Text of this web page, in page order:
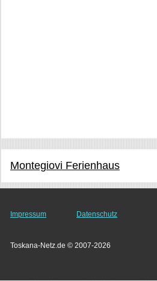
Montegiovi Ferienhaus
Impressum Datenschutz
Toskana-Netz.de © 2007-2026